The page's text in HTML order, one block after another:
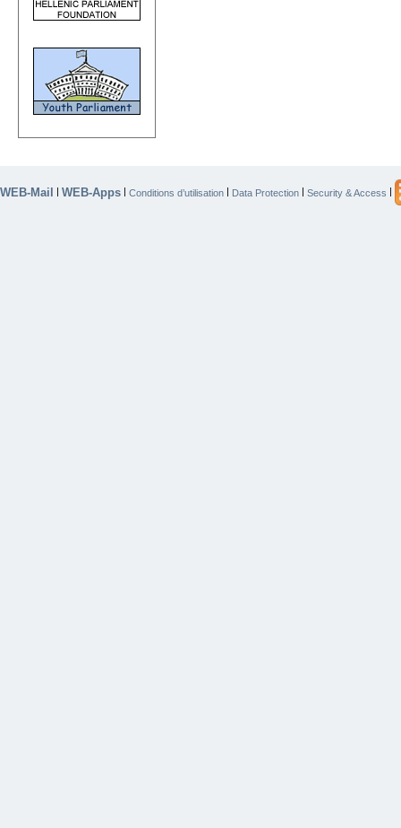
WEB-Mail WEB-Apps Conditions d’utilisation Data Protection Security & Access